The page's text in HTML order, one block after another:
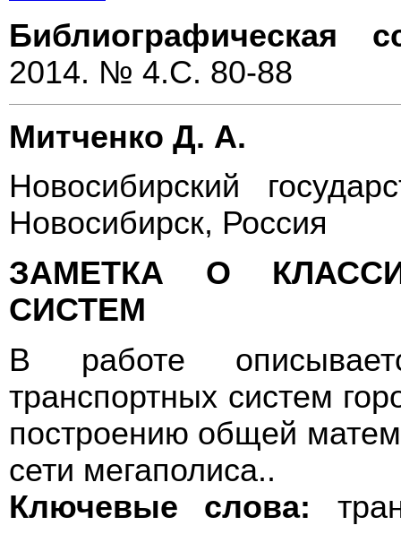
Библиографическая
2014. № 4.С. 80-88
Митченко Д. А.
Новосибирский
Новосибирск, Россия
ЗАМЕТКА О
СИСТЕМ
В работе
транспортных систем
построению общей
сети мегаполиса..
Ключевые слова: